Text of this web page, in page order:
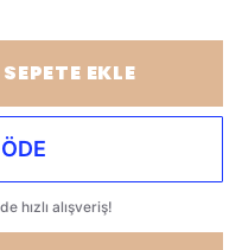
SEPETE EKLE